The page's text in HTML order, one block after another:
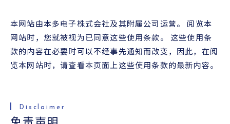
便利资料
超声波科学博物馆
本网站由本多电子株式会社及其附属公司运营。 阅览本
网站时，您就被视为已同意这些使用条款。 这些使用条
款的内容在必要时可以不经事先通知而改变，因此，在阅
览本网站时，请查看本页面上这些使用条款的最新内容。